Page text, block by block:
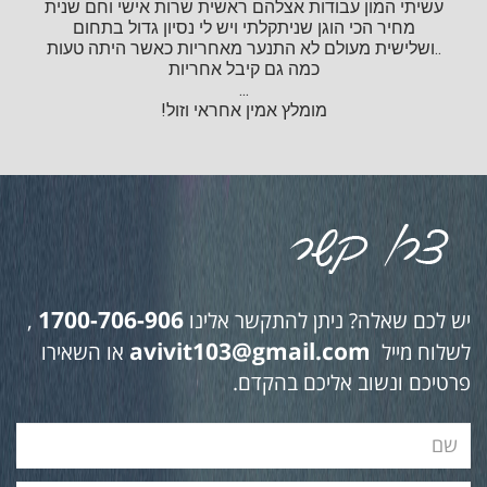
עשיתי המון עבודות אצלהם ראשית שרות אישי וחם שנית
מחיר הכי הוגן שניתקלתי ויש לי נסיון גדול בתחום
..ושלישית מעולם לא התנער מאחריות כאשר היתה טעות
כמה גם קיבל אחריות
...
מומלץ אמין אחראי וזול!
יש לכם שאלה? ניתן להתקשר אלינו 1700-706-906
,
לשלוח מייל avivit103@gmail.com או השאירו
פרטיכם ונשוב אליכם בהקדם.